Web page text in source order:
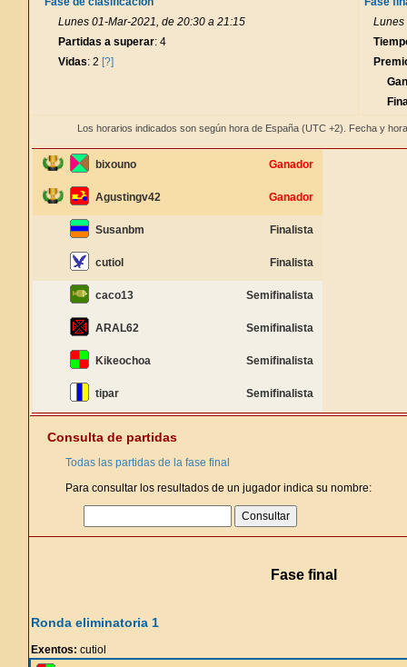
Lunes 01-Mar-2021, de 20:30 a 21:15
Partidas a superar: 4
Vidas: 2 [?]
Lunes
Los horarios indicados son según hora de España (UTC +2). Fecha y
bixouno Ganador
Agustingv42 Ganador
Susanbm Finalista
cutiol Finalista
caco13 Semifinalista
ARAL62 Semifinalista
Kikeochoa Semifinalista
tipar Semifinalista
Consulta de partidas
Todas las partidas de la fase final
Para consultar los resultados de un jugador indica su nombre:
Fase final
Ronda eliminatoria 1
Exentos: cutiol